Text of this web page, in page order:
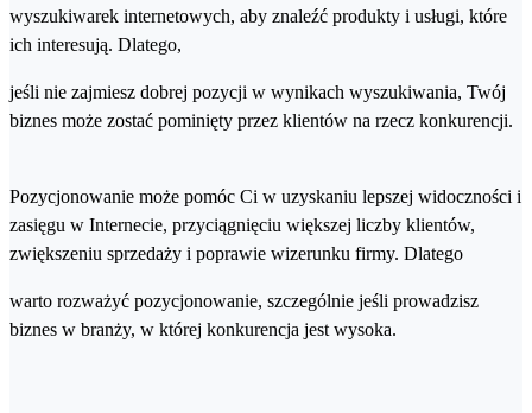
wyszukiwarek internetowych, aby znaleźć produkty i usługi, które
ich interesują. Dlatego,
jeśli nie zajmiesz dobrej pozycji w wynikach wyszukiwania, Twój
biznes może zostać pominięty przez klientów na rzecz konkurencji.
Pozycjonowanie może pomóc Ci w uzyskaniu lepszej widoczności i
zasięgu w Internecie, przyciągnięciu większej liczby klientów,
zwiększeniu sprzedaży i poprawie wizerunku firmy. Dlatego
warto rozważyć pozycjonowanie, szczególnie jeśli prowadzisz
biznes w branży, w której konkurencja jest wysoka.